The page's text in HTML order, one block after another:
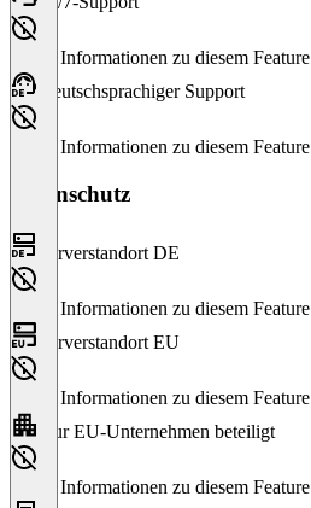
Keine Informationen zu diesem Feature
Deutschsprachiger Support
Keine Informationen zu diesem Feature
Datenschutz
Serverstandort DE
Keine Informationen zu diesem Feature
Serverstandort EU
Keine Informationen zu diesem Feature
Nur EU-Unternehmen beteiligt
Keine Informationen zu diesem Feature